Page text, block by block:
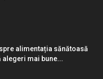
alimentația sănătoasă
mai bune...